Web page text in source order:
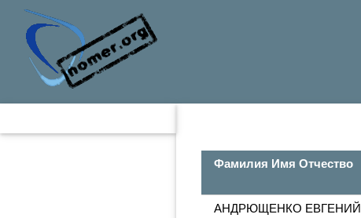
Фамилия Имя Отчество
АНДРЮЩЕНКО ЕВГЕНИЙ